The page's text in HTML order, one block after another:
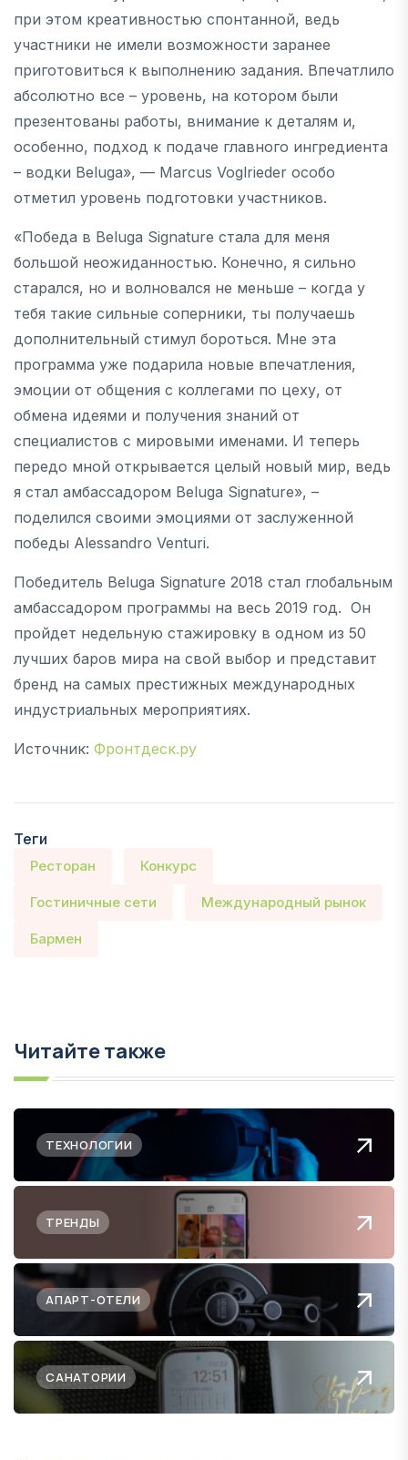
при этом креативностью спонтанной, ведь
участники не имели возможности заранее
приготовиться к выполнению задания. Впечатлило
абсолютно все – уровень, на котором были
презентованы работы, внимание к деталям и,
особенно, подход к подаче главного ингредиента
– водки Beluga», — Marcus Voglrieder особо
отметил уровень подготовки участников.
«Победа в Beluga Signature стала для меня
большой неожиданностью. Конечно, я сильно
старался, но и волновался не меньше – когда у
тебя такие сильные соперники, ты получаешь
дополнительный стимул бороться. Мне эта
программа уже подарила новые впечатления,
эмоции от общения с коллегами по цеху, от
обмена идеями и получения знаний от
специалистов с мировыми именами. И теперь
передо мной открывается целый новый мир, ведь
я стал амбассадором Beluga Signature», –
поделился своими эмоциями от заслуженной
победы Alessandro Venturi.
Победитель Beluga Signature 2018 стал глобальным
амбассадором программы на весь 2019 год. Он
пройдет недельную стажировку в одном из 50
лучших баров мира на свой выбор и представит
бренд на самых престижных международных
индустриальных мероприятиях.
Источник: Фронтдеск.ру
Теги
Ресторан Конкурс
Гостиничные сети Международный рынок
Бармен
Читайте также
ТЕХНОЛОГИИ
ТРЕНДЫ
АПАРТ-ОТЕЛИ
САНАТОРИИ